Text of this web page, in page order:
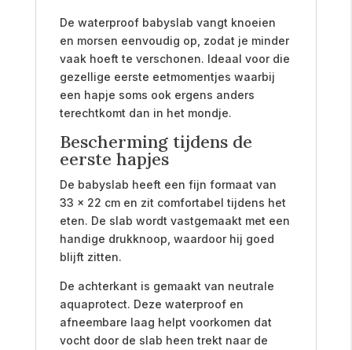
De waterproof babyslab vangt knoeien
en morsen eenvoudig op, zodat je minder
vaak hoeft te verschonen. Ideaal voor die
gezellige eerste eetmomentjes waarbij
een hapje soms ook ergens anders
terechtkomt dan in het mondje.
Bescherming tijdens de
eerste hapjes
De babyslab heeft een fijn formaat van
33 x 22 cm en zit comfortabel tijdens het
eten. De slab wordt vastgemaakt met een
handige drukknoop, waardoor hij goed
blijft zitten.
De achterkant is gemaakt van neutrale
aquaprotect. Deze waterproof en
afneembare laag helpt voorkomen dat
vocht door de slab heen trekt naar de